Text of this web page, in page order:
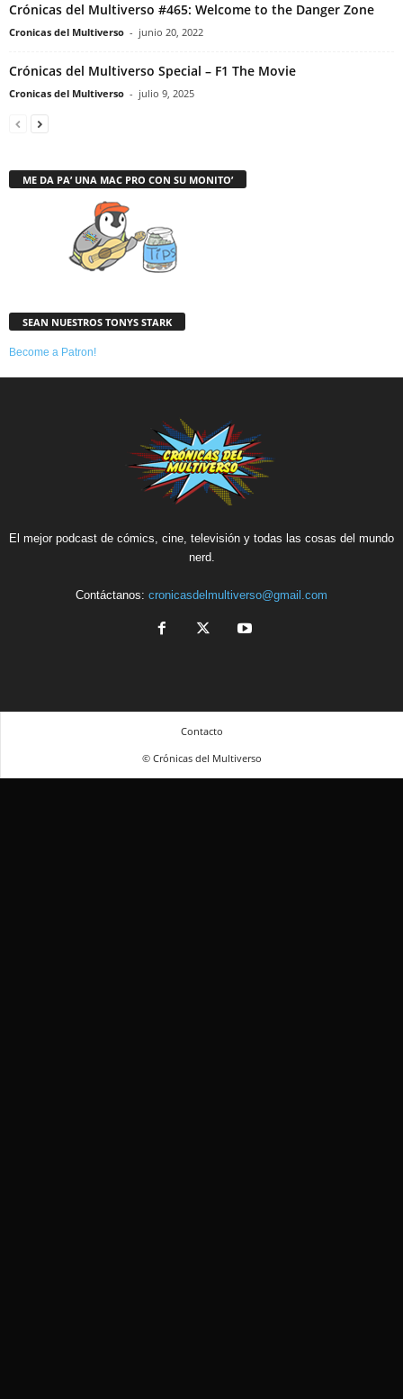
Crónicas del Multiverso #465: Welcome to the Danger Zone
Cronicas del Multiverso - junio 20, 2022
Crónicas del Multiverso Special – F1 The Movie
Cronicas del Multiverso - julio 9, 2025
ME DA PA’ UNA MAC PRO CON SU MONITO’
SEAN NUESTROS TONYS STARK
Become a Patron!
El mejor podcast de cómics, cine, televisión y todas las cosas del mundo
nerd.
Contáctanos: cronicasdelmultiverso@gmail.com
Contacto
© Crónicas del Multiverso